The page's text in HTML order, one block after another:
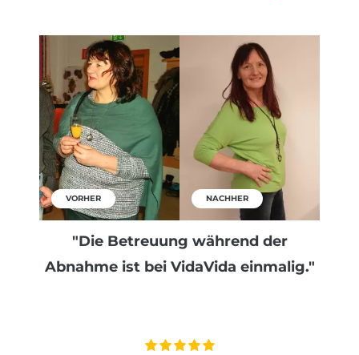
VORHER NACHHER
"Die Betreuung während der
Abnahme ist bei VidaVida einmalig."